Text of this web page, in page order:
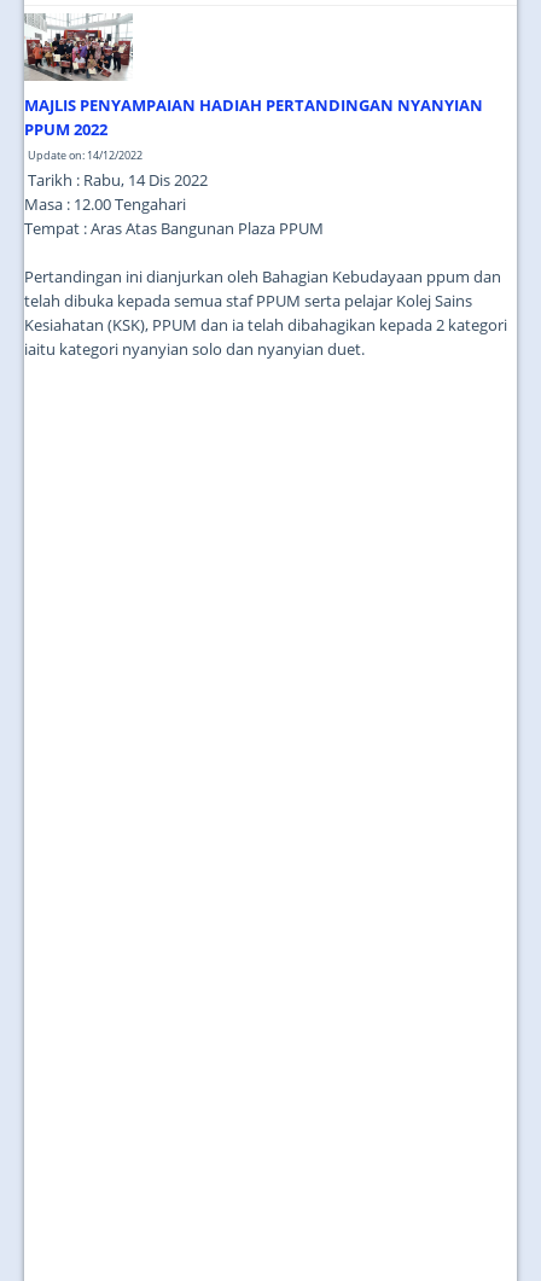
MAJLIS PENYAMPAIAN HADIAH PERTANDINGAN NYANYIAN
PPUM 2022
Update on: 14/12/2022
Tarikh : Rabu, 14 Dis 2022
Masa : 12.00 Tengahari
Tempat : Aras Atas Bangunan Plaza PPUM
Pertandingan ini dianjurkan oleh Bahagian Kebudayaan ppum dan
telah dibuka kepada semua staf PPUM serta pelajar Kolej Sains
Kesiahatan (KSK), PPUM dan ia telah dibahagikan kepada 2 kategori
iaitu kategori nyanyian solo dan nyanyian duet.